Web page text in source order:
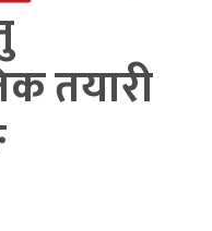
तयारी